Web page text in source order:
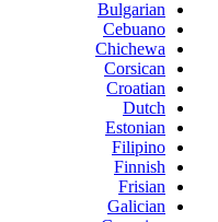
Bulgarian
Cebuano
Chichewa
Corsican
Croatian
Dutch
Estonian
Filipino
Finnish
Frisian
Galician